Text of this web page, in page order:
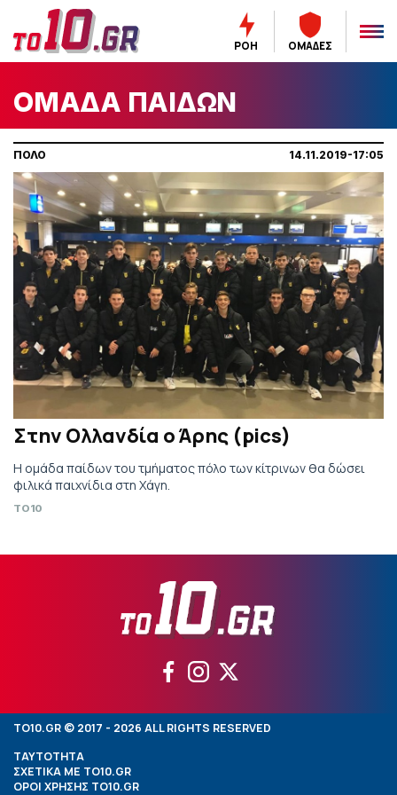
ΡΟΗ ΟΜΑΔΕΣ
ΟΜΑΔΑ ΠΑΙΔΩΝ
ΠΟΛΟ 14.11.2019-17:05
Στην Ολλανδία ο Άρης (pics)
Η ομάδα παίδων του τμήματος πόλο των κίτρινων θα δώσει
φιλικά παιχνίδια στη Χάγη.
TO10
TO10.GR © 2017 - 2026 ALL RIGHTS RESERVED
ΤΑΥΤΟΤΗΤΑ
ΣΧΕΤΙΚΑ ΜΕ TO10.GR
ΟΡΟΙ ΧΡΗΣΗΣ TO10.GR